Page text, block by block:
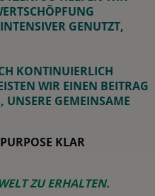
GENUTZT,
KONTINUIERLICH
WIR EINEN BEITRAG
GEMEINSAME
KLAR
ZU ERHALTEN.